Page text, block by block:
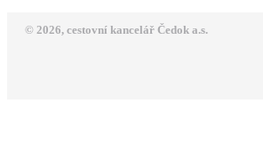
© 2026, cestovní kancelář Čedok a.s.